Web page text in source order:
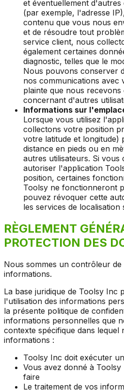
et éventuellement
(par exemple, l'adresse
contenu que vous nous
et de résoudre tout
service client, nous
également certaines
diagnostic, telles que le
Nous pouvons conserver
nos communications avec
plainte que nous
concernant d'autres
Informations sur
Lorsque vous utilisez
collectons votre position
votre latitude et longitude)
distance en pieds ou en
autres utilisateurs. Si vous
autoriser l'application
position, certaines
Toolsy ne fonctionneront
pouvez révoquer cette
les services de
RÈGLEMENT
PROTECTION DES
Nous sommes un contrôleur de
informations.
La base juridique de Toolsy Inc
l'utilisation des informations
la présente politique de
informations personnelles que
contexte spécifique dans lequel
informations :
Toolsy Inc doit exécuter
Vous avez donné à
faire
Le traitement de vos